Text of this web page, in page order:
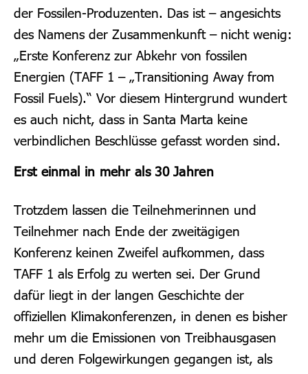
der Fossilen-Produzenten. Das ist – angesichts
des Namens der Zusammenkunft – nicht wenig:
„Erste Konferenz zur Abkehr von fossilen
Energien (TAFF 1 – „Transitioning Away from
Fossil Fuels).“ Vor diesem Hintergrund wundert
es auch nicht, dass in Santa Marta keine
verbindlichen Beschlüsse gefasst worden sind.
Erst einmal in mehr als 30 Jahren
Trotzdem lassen die Teilnehmerinnen und
Teilnehmer nach Ende der zweitägigen
Konferenz keinen Zweifel aufkommen, dass
TAFF 1 als Erfolg zu werten sei. Der Grund
dafür liegt in der langen Geschichte der
offiziellen Klimakonferenzen, in denen es bisher
mehr um die Emissionen von Treibhausgasen
und deren Folgewirkungen gegangen ist, als